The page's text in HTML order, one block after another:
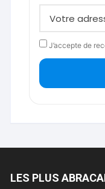
J’accepte de
LES PLUS